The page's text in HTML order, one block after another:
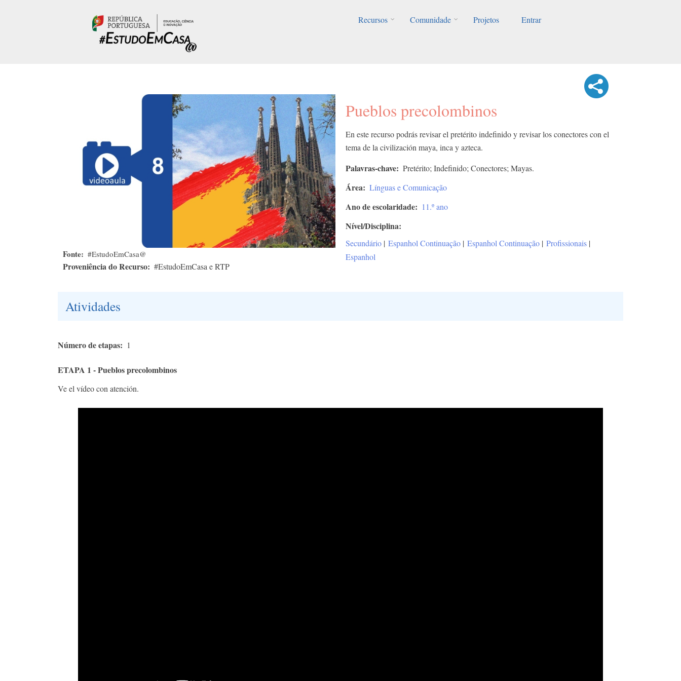
Recursos
Comunidade Projetos Entrar
Fonte #EstudoEmCasa@
Proveniência do Recurso #EstudoEmCasa e RTP
Pueblos precolombinos
En este recurso podrás revisar el pretérito indefinido y revisar los conectores con el
tema de la civilización maya, inca y azteca.
Palavras-chave Pretérito; Indefinido; Conectores; Mayas.
Área Línguas e Comunicação
Ano de escolaridade 11.º ano
Nível/Disciplina
Secundário | Espanhol Continuação | Espanhol Continuação | Profissionais |
Espanhol
Atividades
Número de etapas 1
ETAPA 1 - Pueblos precolombinos
Ve el vídeo con atención.